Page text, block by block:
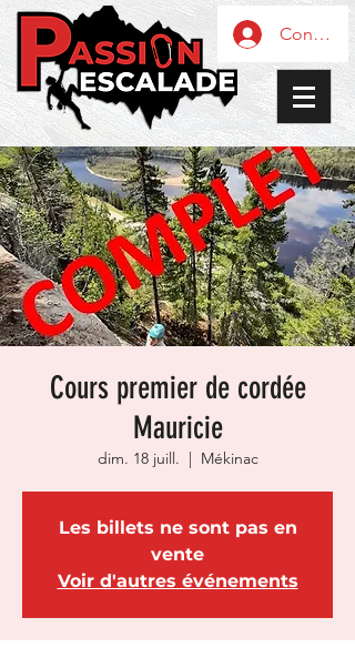
Cours premier de cordée
Mauricie
dim. 18 juill.
  |
Mékinac
Les billets ne sont pas en
vente
Voir d'autres événements